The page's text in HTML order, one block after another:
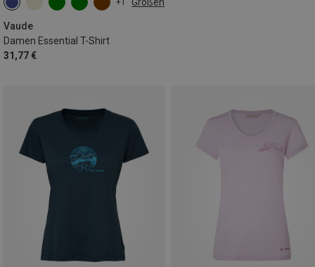
Vaude
Damen Essential T-Shirt
31,77 €